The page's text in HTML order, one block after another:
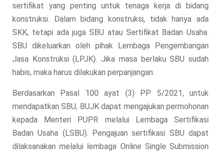
sertifikat yang penting untuk tenaga kerja di bidang
konstruksi. Dalam bidang konstruksi, tidak hanya ada
SKK, tetapi ada juga SBU atau Sertifikat Badan Usaha.
SBU dikeluarkan oleh pihak Lembaga Pengembangan
Jasa Konstruksi (LPJK). Jika masa berlaku SBU sudah
habis, maka harus dilakukan perpanjangan.
Berdasarkan Pasal 100 ayat (3) PP 5/2021, untuk
mendapatkan SBU, BUJK dapat mengajukan permohonan
kepada Menteri PUPR melalui Lembaga Sertifikasi
Badan Usaha (LSBU). Pengajuan sertifikasi SBU dapat
dilaksanakan melalui lembaga Online Single Submission